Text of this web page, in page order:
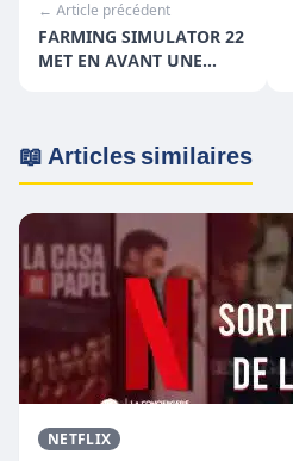
← Article précédent
FARMING SIMULATOR 22
MET EN AVANT UNE
📖 Articles similaires
NETFLIX